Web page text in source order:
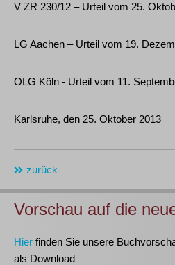
V ZR 230/12 – Urteil vom 25.
LG Aachen – Urteil vom 19.
OLG Köln - Urteil vom 11.
Karlsruhe, den 25. Oktober 2013
zurück
Vorschau auf die
Hier finden Sie unsere
als Download